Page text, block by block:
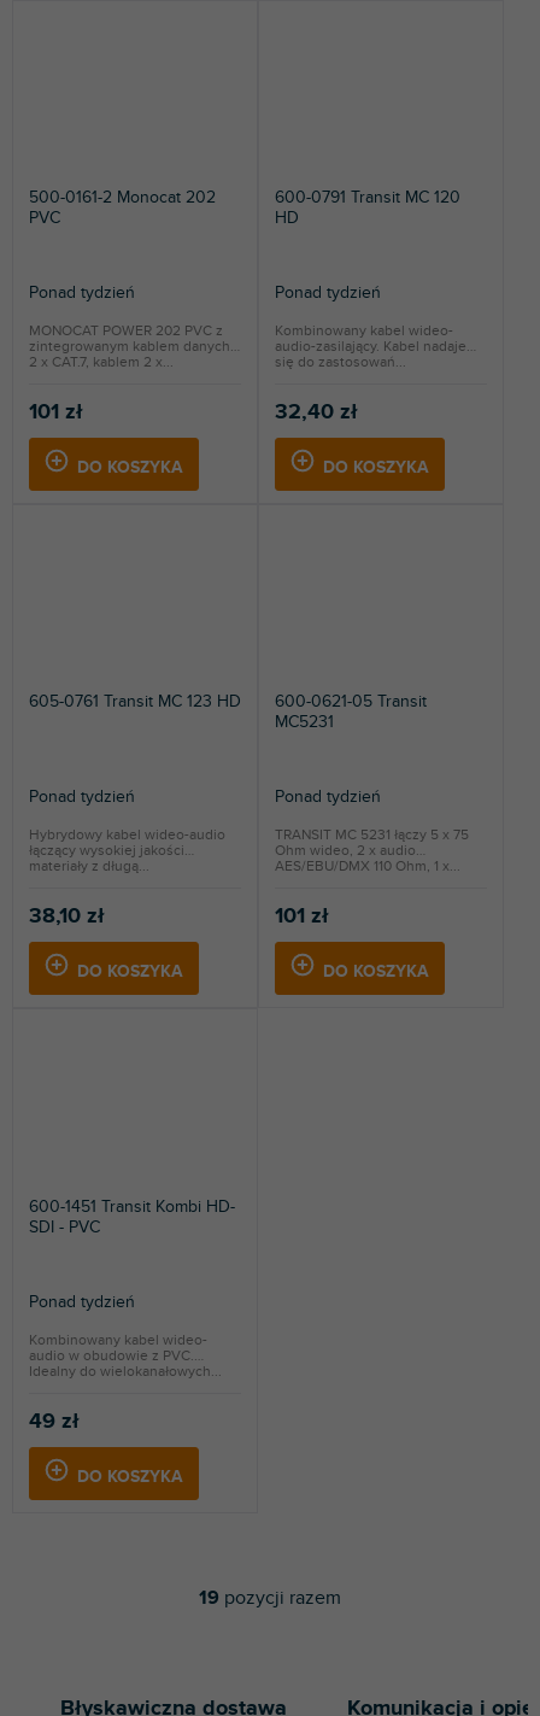
500-0161-2 Monocat 202
PVC
Ponad tydzień
101 zł
DO KOSZYKA
MONOCAT POWER 202 PVC z
zintegrowanym kablem danych
2 x CAT.7, kablem 2 x...
600-0791 Transit MC 120
HD
Ponad tydzień
32,40 zł
DO KOSZYKA
Kombinowany kabel wideo-
audio-zasilający. Kabel nadaje
się do zastosowań...
605-0761 Transit MC 123 HD
Ponad tydzień
38,10 zł
DO KOSZYKA
Hybrydowy kabel wideo-audio
łączący wysokiej jakości
materiały z długą...
600-0621-05 Transit
MC5231
Ponad tydzień
101 zł
DO KOSZYKA
TRANSIT MC 5231 łączy 5 x 75
Ohm wideo, 2 x audio
AES/EBU/DMX 110 Ohm, 1 x...
600-1451 Transit Kombi HD-
SDI - PVC
Ponad tydzień
49 zł
DO KOSZYKA
Kombinowany kabel wideo-
audio w obudowie z PVC.
Idealny do wielokanałowych...
K
r
19 pozycji razem
Błyskawiczna dostawa Komunikacja i